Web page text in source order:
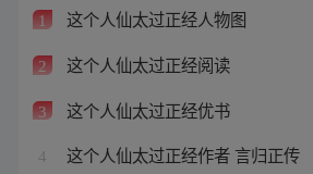
1 这个人仙太过正经人物图
2 这个人仙太过正经阅读
3 这个人仙太过正经优书
4 这个人仙太过正经作者 言归正传